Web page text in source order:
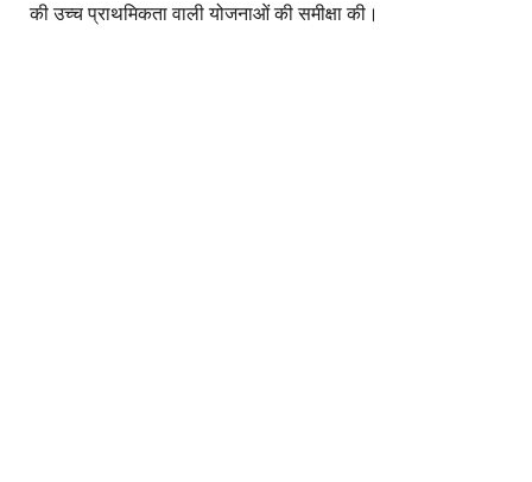
की उच्च प्राथमिकता वाली योजनाओं की समीक्षा की।